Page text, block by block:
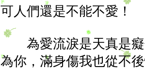
可人們還是不能不愛！
為愛流淚是天真是癡
為你，滿身傷我也從不